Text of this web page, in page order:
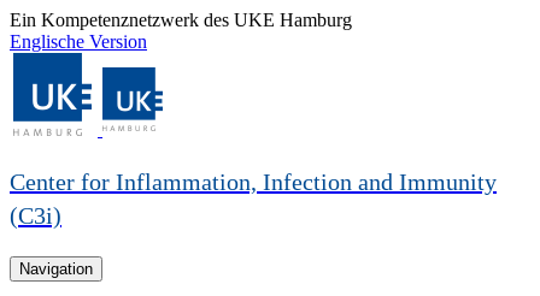
Ein Kompetenznetzwerk des UKE Hamburg
Englische Version
Center for Inflammation, Infection and Immunity
(C3i)
Navigation